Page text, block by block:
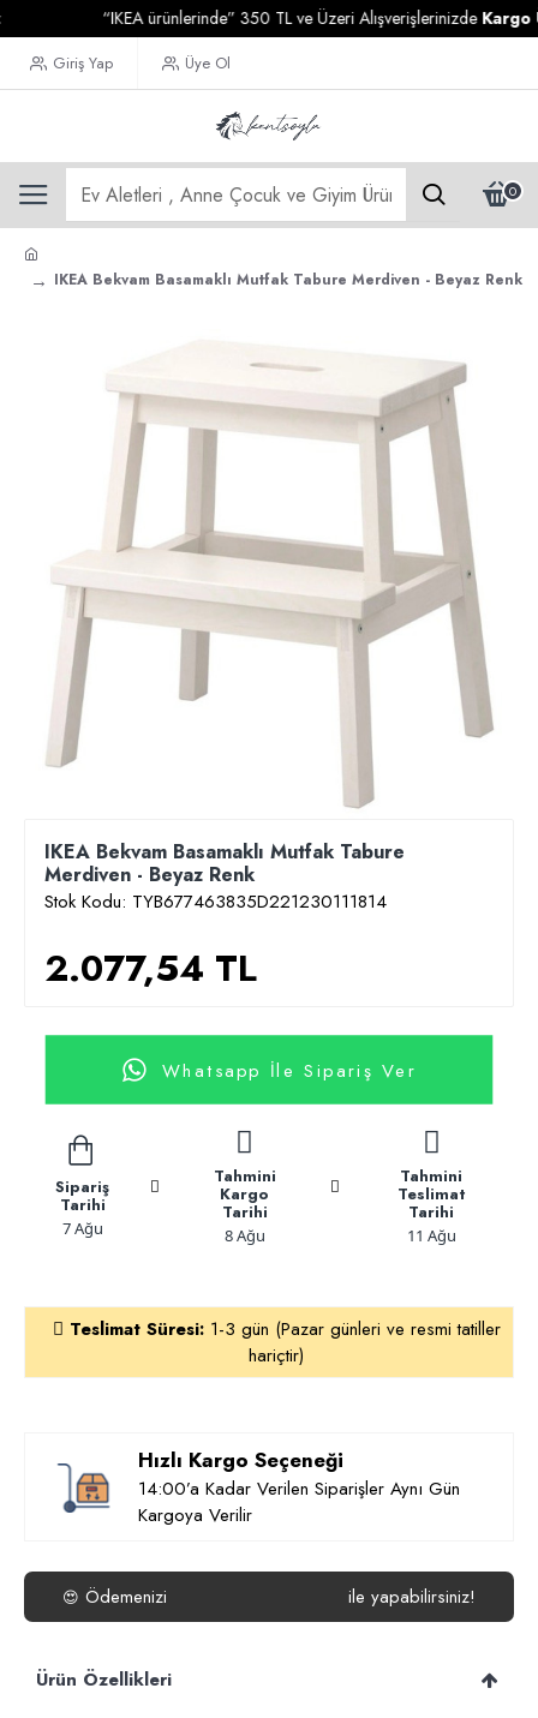
“IKEA ürünlerinde” 350 TL ve Üzeri AlışverişlerinizdeKargo
Giriş Yap Üye Ol
0
IKEA Bekvam Basamaklı Mutfak Tabure Merdiven - Beyaz Renk
IKEA Bekvam Basamaklı Mutfak Tabure
Merdiven - Beyaz Renk
Stok Kodu: TYB677463835D221230111814
2.077,54 TL
Whatsapp İle Sipariş Ver
Sipariş
Tarihi
7 Ağu
Tahmini
Kargo
Tarihi
8 Ağu
Tahmini
Teslimat
Tarihi
11 Ağu
Teslimat Süresi:1-3 gün (Pazar günleri ve resmi tatiller
hariçtir)
Hızlı Kargo Seçeneği
14:00’a Kadar Verilen Siparişler Aynı Gün
Kargoya Verilir
😍Ödemenizi ile yapabilirsiniz!
Ürün Özellikleri